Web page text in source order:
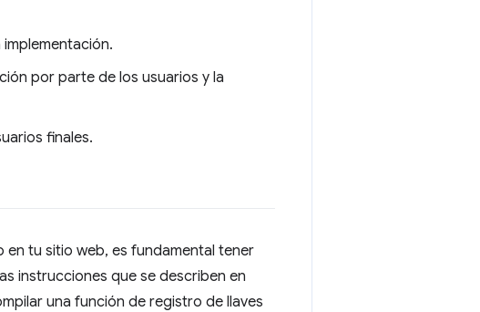
por parte de los usuarios y la
finales.
en tu sitio web, es fundamental tener
instrucciones que se describen en
una función de registro de llaves